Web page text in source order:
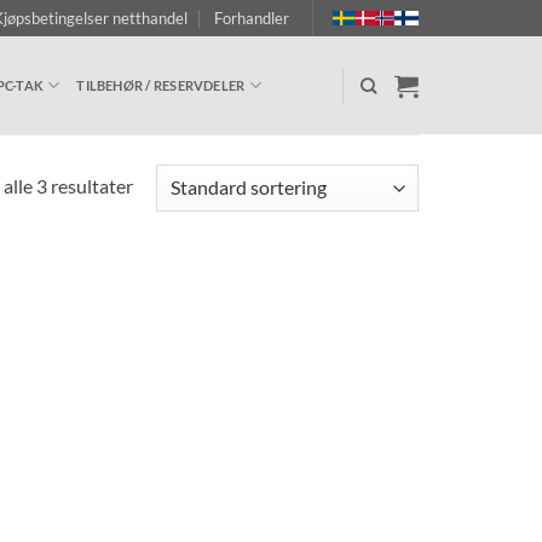
netthandel Forhandler
TAK TILBEHØR / RESERVDELER
3 resultater